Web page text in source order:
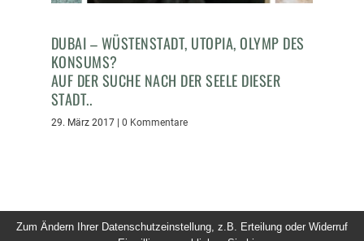
DUBAI – WÜSTENSTADT, UTOPIA, OLYMP DES
KONSUMS?
AUF DER SUCHE NACH DER SEELE DIESER
STADT..
29. März 2017| 0 Kommentare
Zum Ändern Ihrer Datenschutzeinstellung, z.B. Erteilung oder Widerruf